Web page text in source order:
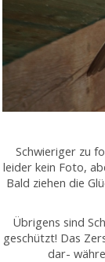
Schwieriger zu
leider kein Foto,
Bald ziehen die
Übrigens sind
geschützt! Das
dar-